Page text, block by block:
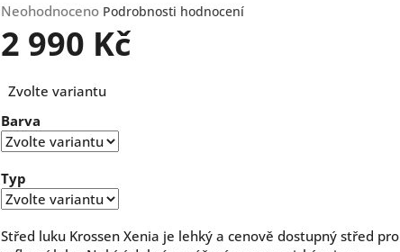
Průměrné
hodnocení
produktu
0,0
5
hvězdiček.
Neohodnoceno Podrobnosti hodnocení
2 990 Kč
cena:
Zvolte variantu
Barva
Typ
Střed luku Krossen Xenia je lehký a cenově dostupný střed pro